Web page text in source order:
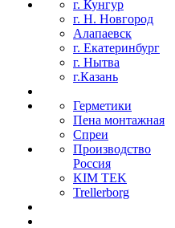
г. Кунгур
г. Н. Новгород
Алапаевск
г. Екатеринбург
г. Нытва
г.Казань
Герметики
Пена монтажная
Спреи
Производство
Россия
KIM TEK
Trellerborg